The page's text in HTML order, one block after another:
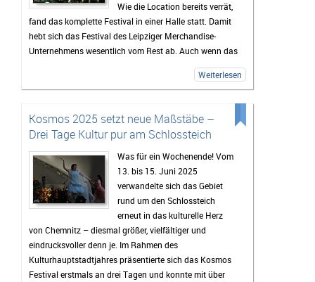
nie vergisst. Die Musik drückt genau die richtige
Stimmung aus und sorgt für Gänsehaut.
Gespielt wird das Ganze vom Orchester der Cinema
Festival Symphonics unter der Leitung von Stephen
Ellery. Zusammen mit Chor und Solist:innen bringen sie
alle, die Westeros einmal live erleben wollen.
Wie die Location bereits verrät,
fand das komplette Festival in einer Halle statt. Damit
hebt sich das Festival des Leipziger Merchandise-
Unternehmens wesentlich vom Rest ab. Auch wenn das
für viele Fans so wichtige Campingerlebnis hier nicht
geboten wurde, so dürfte das Line-Up für viele Fans von
Insgesamt wirkte das Festival eher wie ein zweitägiger
Konzert-Marathon. Die beiden Bühnen waren direkt
nebeneinander aufgebaut, der Bereich vor der Bühne
lediglich durch einen Wellenbrecher geteilt. Dadurch
war es sehr einfach von Band zu Band zu springen und
einen Platz mit guter Sicht zu erwischen. Trotz der
kurzen Umbaupausen kam es bei keiner Band zu
Verzögerungen oder technischen Problemen, die bis
auf den Signing-Sessions kurzen Schlangen an den
Ständen zeugen zusätzlich von einer gut durchdachten
Organisation und Planung.
Weiterlesen
Kosmos 2025 setzt neue Maßstäbe –
Drei Tage Kultur pur am Schlossteich
Was für ein Wochenende! Vom
13. bis 15. Juni 2025
verwandelte sich das Gebiet
rund um den Schlossteich
erneut in das kulturelle Herz
von Chemnitz – diesmal größer, vielfältiger und
eindrucksvoller denn je. Im Rahmen des
Kulturhauptstadtjahres präsentierte sich das Kosmos
Festival erstmals an drei Tagen und konnte mit über